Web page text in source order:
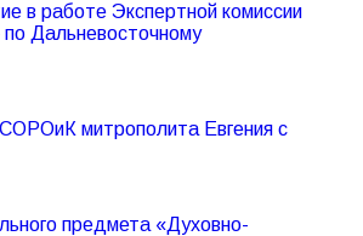
в работе Экспертной комиссии
по Дальневосточному
митрополита Евгения с
предмета «Духовно-